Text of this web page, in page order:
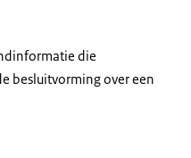
die
besluitvorming over een